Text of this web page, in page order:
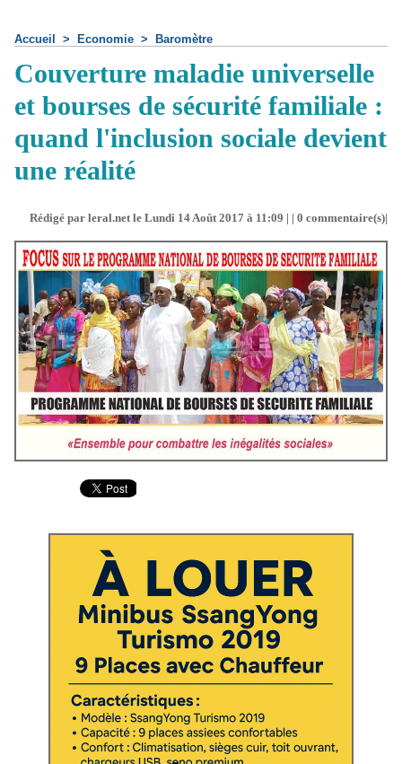
Accueil > Economie > Baromètre
Couverture maladie universelle
et bourses de sécurité familiale :
quand l'inclusion sociale devient
une réalité
Rédigé par leral.net le Lundi 14 Août 2017 à 11:09 | | 0 commentaire(s)|